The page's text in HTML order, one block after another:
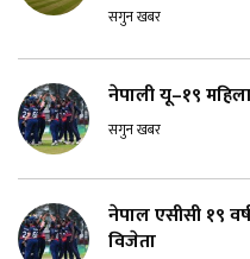
सगुन खबर
नेपाली यू–१९
सगुन खबर
नेपाल एसीसी १९
विजेता